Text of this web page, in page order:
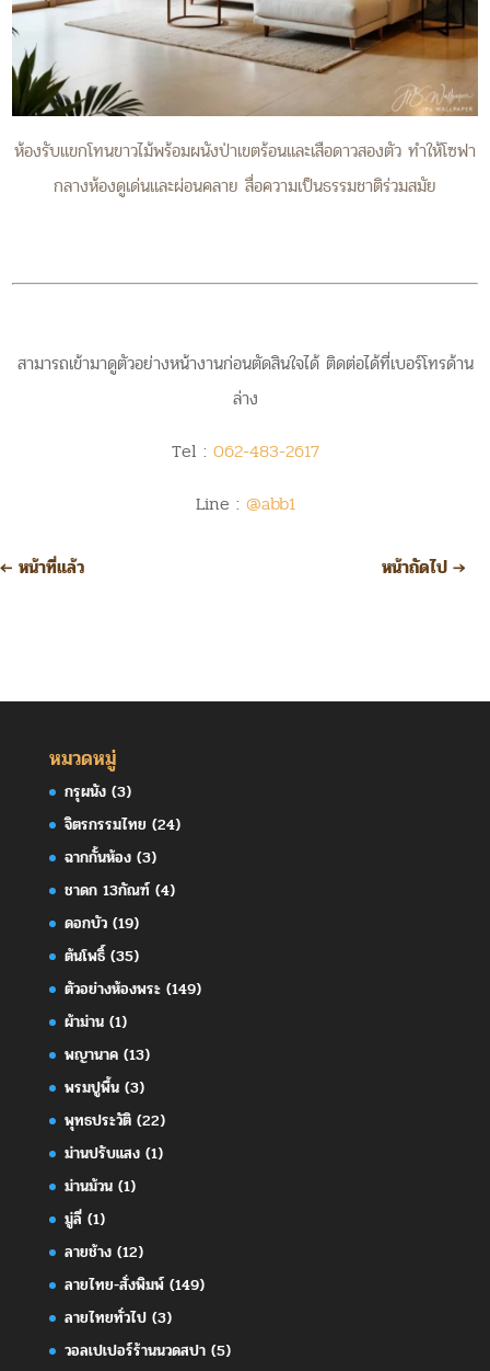
ห้องรับแขกโทนขาวไม้พร้อมผนังป่าเขตร้อนและเสือดาวสองตัว ทำให้โซฟา
กลางห้องดูเด่นและผ่อนคลาย สื่อความเป็นธรรมชาติร่วมสมัย
สามารถเข้ามาดูตัวอย่างหน้างานก่อนตัดสินใจได้ ติดต่อได้ที่เบอร์โทรด้าน
ล่าง
Tel : 062-483-2617
Line : @abb1
← หน้าที่แล้ว หน้าถัดไป→
หมวดหมู่
กรุผนัง(3)
จิตรกรรมไทย (24)
ฉากกั้นห้อง(3)
ชาดก 13กัณฑ์(4)
ดอกบัว(19)
ต้นโพธิ์(35)
ตัวอย่างห้องพระ(149)
ผ้าม่าน(1)
พญานาค(13)
พรมปูพื้น(3)
พุทธประวัติ(22)
ม่านปรับแสง(1)
ม่านม้วน(1)
มู่ลี่(1)
ลายช้าง(12)
ลายไทย-สั่งพิมพ์(149)
ลายไทยทั่วไป(3)
วอลเปเปอร์ร้านนวดสปา(5)